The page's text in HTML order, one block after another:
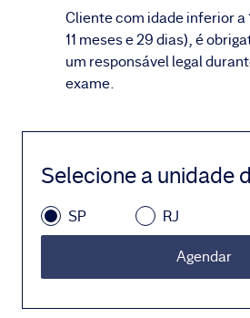
Cliente com idade inferior a
11 meses e 29 dias), é
um responsável legal
exame.
Selecione a unidade
SP RJ
Agendar